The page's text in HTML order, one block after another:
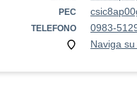
PEC
TELEFONO
0983-
Naviga